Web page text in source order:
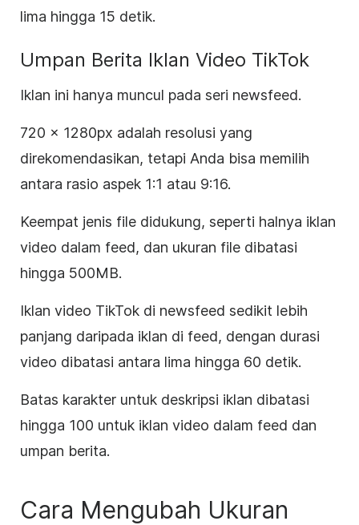
lima hingga 15 detik.
Umpan Berita Iklan Video TikTok
Iklan ini hanya muncul pada seri newsfeed.
720 × 1280px adalah resolusi yang
direkomendasikan, tetapi Anda bisa memilih
antara rasio aspek 1:1 atau 9:16.
Keempat jenis file didukung, seperti halnya iklan
video dalam feed, dan ukuran file dibatasi
hingga 500MB.
Iklan video TikTok di newsfeed sedikit lebih
panjang daripada iklan di feed, dengan durasi
video dibatasi antara lima hingga 60 detik.
Batas karakter untuk deskripsi iklan dibatasi
hingga 100 untuk iklan video dalam feed dan
umpan berita.
Cara Mengubah Ukuran